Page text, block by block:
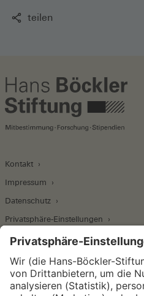
teilen
Kontakt
Impressum
Datenschutz
Privatsphäre-Einstellungen
Wirtschafts- und